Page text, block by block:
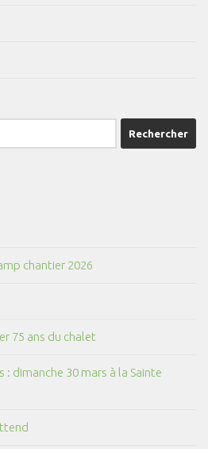
chantier 2026
75 ans du chalet
: dimanche 30 mars à la Sainte